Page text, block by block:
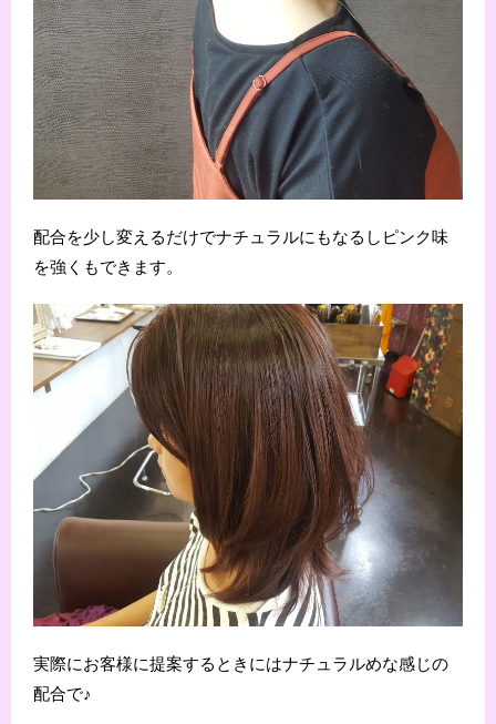
配合を少し変えるだけでナチュラルにもなるしピンク味
を強くもできます。
実際にお客様に提案するときにはナチュラルめな感じの
配合で♪